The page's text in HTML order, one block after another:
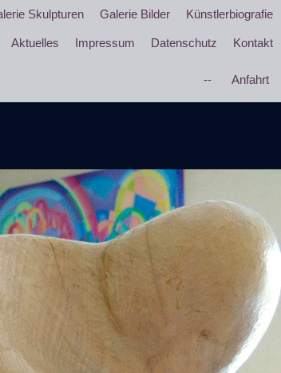
Skulpturen Galerie Bilder Künstlerbiografie
Aktuelles Impressum Datenschutz Kontakt
-- Anfahrt